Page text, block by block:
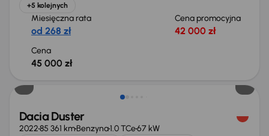
+5 kolejnych
Miesięczna rata
od 268 zł
Cena promocyjna
42 000 zł
Cena
45 000 zł
Świeżo skupione
Dacia Duster
202285 361 kmBenzyna1.0 TCe67 kW